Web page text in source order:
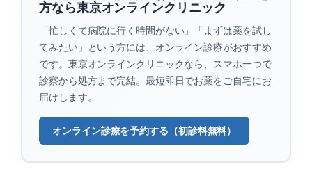
方なら東京オンラインクリニック
「忙しくて病院に行く時間がない」「まずは薬を試し
てみたい」という方には、オンライン診療がおすすめ
です。東京オンラインクリニックなら、スマホ一つで
診察から処方まで完結。最短即日でお薬をご自宅にお
届けします。
オンライン診療を予約する（初診料無料）